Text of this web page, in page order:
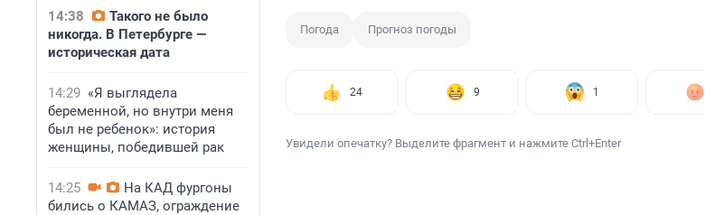
14:38
Такого не было
никогда. В Петербурге —
историческая дата
14:29 «Я выглядела
беременной, но внутри меня
был не ребенок»: история
женщины, победившей рак
14:25
На КАД фургоны
бились о КАМАЗ, ограждение
Погода Прогноз погоды
24 9 1
Увидели опечатку? Выделите фрагмент и нажмите Ctrl+Enter